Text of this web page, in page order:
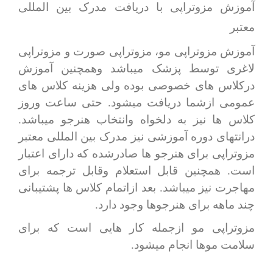
آموزش مزوتراپی با دریافت مدرک بین المللی
معتبر
آموزش مزوتراپی مو، مزوتراپی صورت و مزوتراپی
لاغری توسط پزشک میباشد وهمچنین آموزش
درکلاس های خصوصی بوده ولی هزینه کلاس های
عمومی ازشما دریافت میشود. حتی ساعت وروز
کلاس ها نیز به دلخواه وانتخاب هنرجو میباشد.
درانتهای دوره آموزشی نیز مدرک بین المللی معتبر
مزوتراپی برای هنرجو ها صادرشده که دارای اعتبار
است. همچنین قابل استعلام وقابل ترجمه برای
مهاجرت نیز میباشد. بعد ازاتمام کلاس ها پشتیبانی
چند ماهه برای هنرجوها وجود دارد.
مزوتراپی مو ازجمله کار هایی است که برای
سلامت موها انجام میشود.